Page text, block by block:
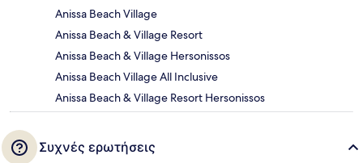
Anissa Beach Village
Anissa Beach & Village Resort
Anissa Beach & Village Hersonissos
Anissa Beach Village All Inclusive
Anissa Beach & Village Resort Hersonissos
Συχνές ερωτήσεις